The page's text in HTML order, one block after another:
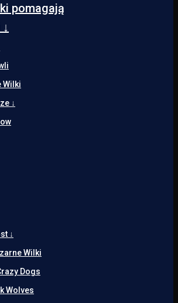
pomagają
Wilki
↓
↓
Wilki
Dogs
Wolves